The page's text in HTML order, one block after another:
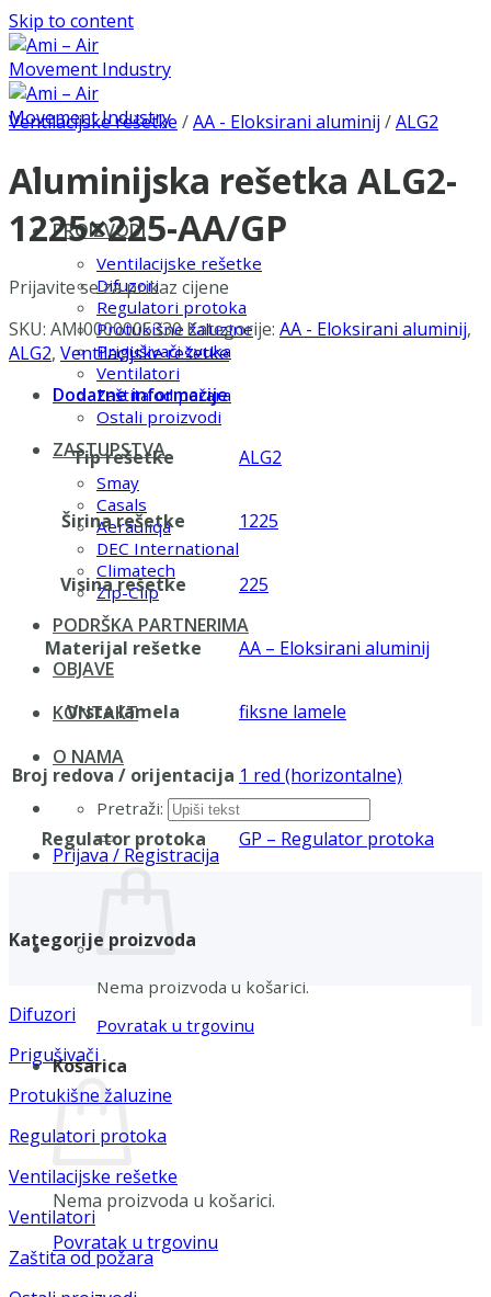
Skip to content
PROIZVODI
Ventilacijske rešetke
Difuzori
Regulatori protoka
Protukišne žaluzine
Prigušivači zvuka
Ventilatori
Zaštita od požara
Ostali proizvodi
ZASTUPSTVA
Smay
Casals
Aerauliqa
DEC International
Climatech
Zip-Clip
PODRŠKA PARTNERIMA
OBJAVE
KONTAKT
O NAMA
Pretraži:
Prijava / Registracija
Nema proizvoda u košarici.
Povratak u trgovinu
Košarica
Nema proizvoda u košarici.
Povratak u trgovinu
Ventilacijske rešetke /AA - Eloksirani aluminij /ALG2
Aluminijska rešetka ALG2-
1225×225-AA/GP
Prijavite se za prikaz cijene
SKU: AMI0000005330 Kategorije: AA - Eloksirani aluminij,
ALG2, Ventilacijske rešetke
Dodatne informacije
Tip rešetke ALG2
Širina rešetke 1225
Visina rešetke 225
Materijal rešetke AA – Eloksirani aluminij
Vrsta lamela fiksne lamele
Broj redova / orijentacija 1 red (horizontalne)
Regulator protoka GP – Regulator protoka
Kategorije proizvoda
Difuzori
Prigušivači
Protukišne žaluzine
Regulatori protoka
Ventilacijske rešetke
Ventilatori
Zaštita od požara